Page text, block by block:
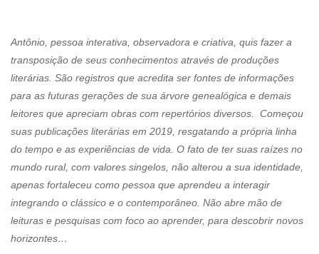
Antônio, pessoa interativa, observadora e criativa, quis fazer a
transposição de seus conhecimentos através de produções
literárias. São registros que acredita ser fontes de informações
para as futuras gerações de sua árvore genealógica e demais
leitores que apreciam obras com repertórios diversos. Começou
suas publicações literárias em 2019, resgatando a própria linha
do tempo e as experiências de vida. O fato de ter suas raízes no
mundo rural, com valores singelos, não alterou a sua identidade,
apenas fortaleceu como pessoa que aprendeu a interagir
integrando o clássico e o contemporâneo. Não abre mão de
leituras e pesquisas com foco ao aprender, para descobrir novos
horizontes…